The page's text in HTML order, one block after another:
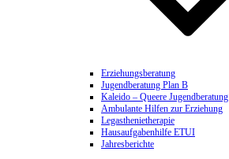
Erziehungsberatung
Jugendberatung Plan B
Kaleido – Queere Jugendberatung
Ambulante Hilfen zur Erziehung
Legasthenietherapie
Hausaufgabenhilfe ETUI
Jahresberichte